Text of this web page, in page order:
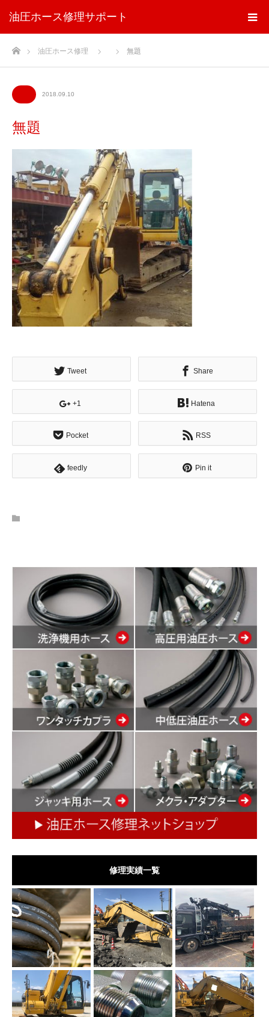
油圧ホース修理サポート
ホーム油圧ホース修理 無題
2018.09.10
無題
Tweet Share
+1 Hatena
Pocket RSS
feedly Pin it
修理実績一覧